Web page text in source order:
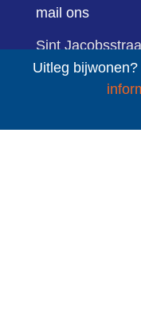
Uitleg
mail ons
Sint
3511 BT Utrecht